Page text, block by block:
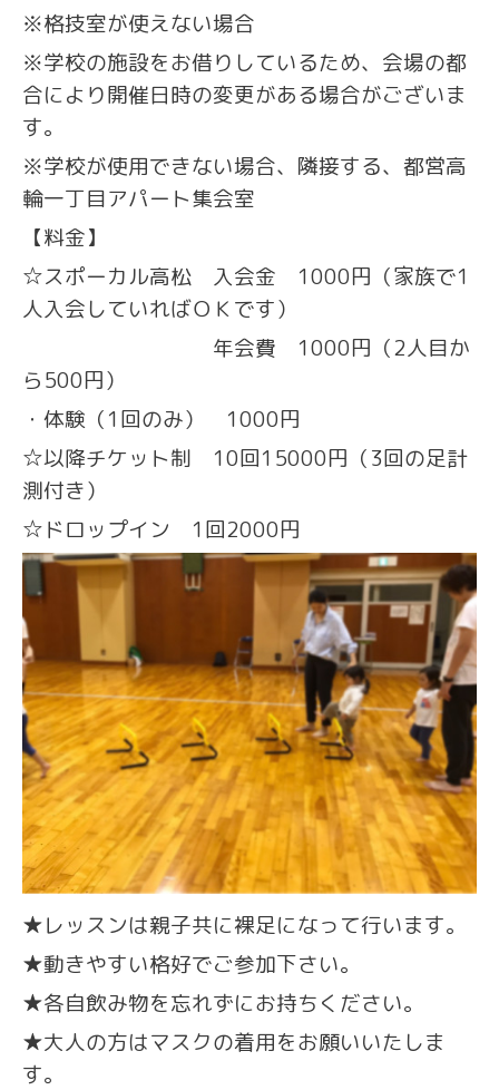
※格技室が使えない場合
※学校の施設をお借りしているため、会場の都
合により開催日時の変更がある場合がございま
す。
※学校が使用できない場合、隣接する、都営高
輪一丁目アパート集会室
【料金】
☆スポーカル高松 入会金 1000円（家族で1
人入会していればＯＫです）
年会費 1000円（2人目か
ら500円）
・体験（1回のみ） 1000円
☆以降チケット制 10回15000円（3回の足計
測付き）
☆ドロップイン 1回2000円
★レッスンは親子共に裸足になって行います。
★動きやすい格好でご参加下さい。
★各自飲み物を忘れずにお持ちください。
★大人の方はマスクの着用をお願いいたしま
す。